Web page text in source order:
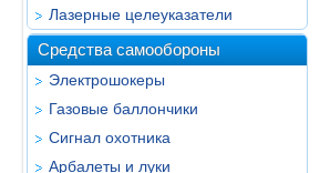
Лазерные целеуказатели
Средства самообороны
Электрошокеры
Газовые баллончики
Сигнал охотника
Арбалеты и луки